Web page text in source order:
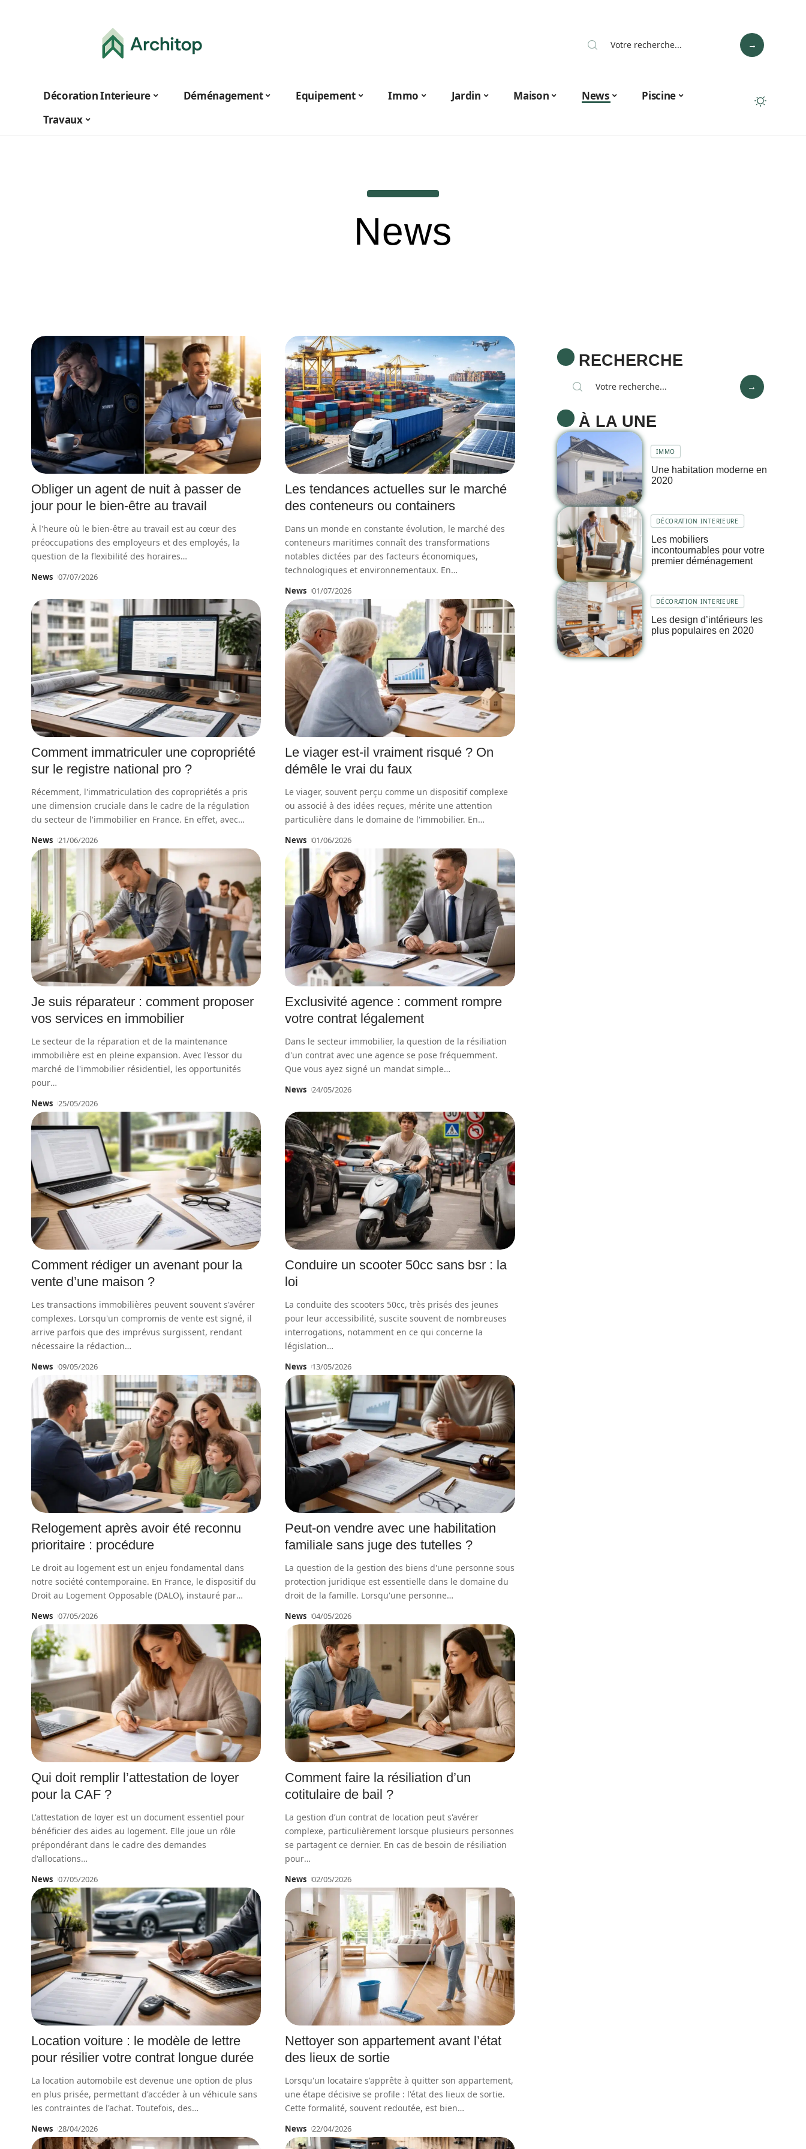
Décoration Interieure Déménagement Equipement Immo Jardin Maison News
Piscine
Travaux
News
Obliger un agent de nuit à passer de
jour pour le bien-être au travail
À l'heure où le bien-être au travail est au cœur des
préoccupations des employeurs et des employés, la
question de la flexibilité des horaires…
News 07/07/2026
Les tendances actuelles sur le marché
des conteneurs ou containers
Dans un monde en constante évolution, le marché des
conteneurs maritimes connaît des transformations
notables dictées par des facteurs économiques,
technologiques et environnementaux. En…
News 01/07/2026
Comment immatriculer une copropriété
sur le registre national pro ?
Récemment, l'immatriculation des copropriétés a pris
une dimension cruciale dans le cadre de la régulation
du secteur de l'immobilier en France. En effet, avec…
News 21/06/2026
Le viager est-il vraiment risqué ? On
démêle le vrai du faux
Le viager, souvent perçu comme un dispositif complexe
ou associé à des idées reçues, mérite une attention
particulière dans le domaine de l'immobilier. En…
News 01/06/2026
Je suis réparateur : comment proposer
vos services en immobilier
Le secteur de la réparation et de la maintenance
immobilière est en pleine expansion. Avec l'essor du
marché de l'immobilier résidentiel, les opportunités
pour…
News 25/05/2026
Exclusivité agence : comment rompre
votre contrat légalement
Dans le secteur immobilier, la question de la résiliation
d'un contrat avec une agence se pose fréquemment.
Que vous ayez signé un mandat simple…
News 24/05/2026
Comment rédiger un avenant pour la
vente d’une maison ?
Les transactions immobilières peuvent souvent s'avérer
complexes. Lorsqu'un compromis de vente est signé, il
arrive parfois que des imprévus surgissent, rendant
nécessaire la rédaction…
News 09/05/2026
Conduire un scooter 50cc sans bsr : la
loi
La conduite des scooters 50cc, très prisés des jeunes
pour leur accessibilité, suscite souvent de nombreuses
interrogations, notamment en ce qui concerne la
législation…
News 13/05/2026
Relogement après avoir été reconnu
prioritaire : procédure
Le droit au logement est un enjeu fondamental dans
notre société contemporaine. En France, le dispositif du
Droit au Logement Opposable (DALO), instauré par…
News 07/05/2026
Peut-on vendre avec une habilitation
familiale sans juge des tutelles ?
La question de la gestion des biens d'une personne sous
protection juridique est essentielle dans le domaine du
droit de la famille. Lorsqu'une personne…
News 04/05/2026
Qui doit remplir l’attestation de loyer
pour la CAF ?
L'attestation de loyer est un document essentiel pour
bénéficier des aides au logement. Elle joue un rôle
prépondérant dans le cadre des demandes
d'allocations…
News 07/05/2026
Comment faire la résiliation d’un
cotitulaire de bail ?
La gestion d’un contrat de location peut s'avérer
complexe, particulièrement lorsque plusieurs personnes
se partagent ce dernier. En cas de besoin de résiliation
pour…
News 02/05/2026
Location voiture : le modèle de lettre
pour résilier votre contrat longue durée
La location automobile est devenue une option de plus
en plus prisée, permettant d'accéder à un véhicule sans
les contraintes de l'achat. Toutefois, des…
News 28/04/2026
Nettoyer son appartement avant l’état
des lieux de sortie
Lorsqu'un locataire s'apprête à quitter son appartement,
une étape décisive se profile : l'état des lieux de sortie.
Cette formalité, souvent redoutée, est bien…
News 22/04/2026
RECHERCHE
À LA UNE
IMMO
Une habitation moderne en
2020
DÉCORATION INTERIEURE
Les mobiliers
incontournables pour votre
premier déménagement
DÉCORATION INTERIEURE
Les design d’intérieurs les
plus populaires en 2020